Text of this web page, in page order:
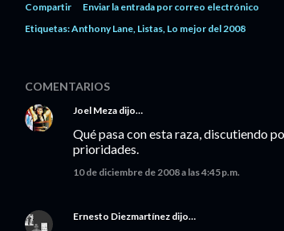
Compartir
Enviar la entrada por correo electrónico
Etiquetas:Anthony Lane Listas Lo mejor del 2008
COMENTARIOS
Joel Meza dijo…
Qué pasa con esta raza, discutiendo
prioridades.
10 de diciembre de 2008 a las 4:45 p.m.
Ernesto Diezmartínez dijo…